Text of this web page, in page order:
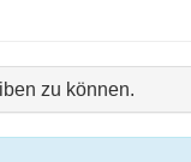
zu können.